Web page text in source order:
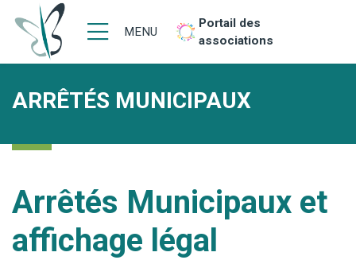
MENU
Portail des
associations
ARRÊTÉS MUNICIPAUX
Arrêtés Municipaux et
affichage légal